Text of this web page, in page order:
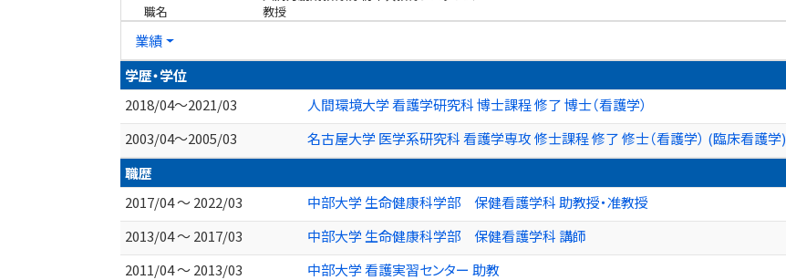
職名
教授
業績
学歴・学位
2018/04～2021/03
人間環境大学 看護学研究科 博士課程 修了 博士（看護学）
2003/04～2005/03
名古屋大学 医学系研究科 看護学専攻 修士課程 修了 修士（看護学） (臨床看護学)
職歴
2017/04 ～ 2022/03
中部大学 生命健康科学部 保健看護学科 助教授・准教授
2013/04 ～ 2017/03
中部大学 生命健康科学部 保健看護学科 講師
2011/04 ～ 2013/03
中部大学 看護実習センター 助教